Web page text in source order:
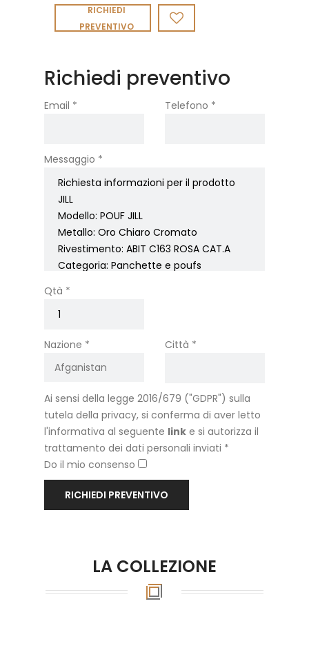
RICHIEDI
PREVENTIVO
Richiedi preventivo
Email * Telefono *
Messaggio *
Qtà *
Nazione * Città *
Ai sensi della legge 2016/679 ("GDPR") sulla
tutela della privacy, si conferma di aver letto
l'informativa al seguente link e si autorizza il
trattamento dei dati personali inviati *
Do il mio consenso
RICHIEDI PREVENTIVO
LA COLLEZIONE